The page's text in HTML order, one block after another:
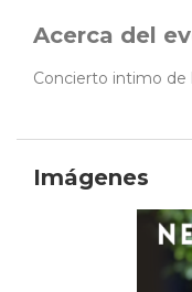
Acerca del
Concierto intimo de
Imágenes